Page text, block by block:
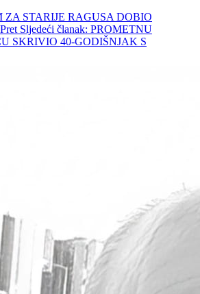
ZA STARIJE RAGUSA DOBIO
Pret Sljedeći članak: PROMETNU
SKRIVIO 40-GODIŠNJAK S